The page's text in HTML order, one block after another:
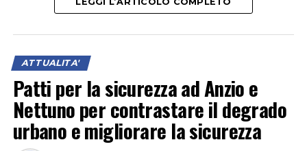
“Questo ulteriore servizio, collocato in una zona molto
accessibile nei pressi dei luoghi più frequentati,
ATTUALITA'
Patti per la sicurezza ad Anzio e
Nettuno per contrastare il degrado
urbano e migliorare la sicurezza